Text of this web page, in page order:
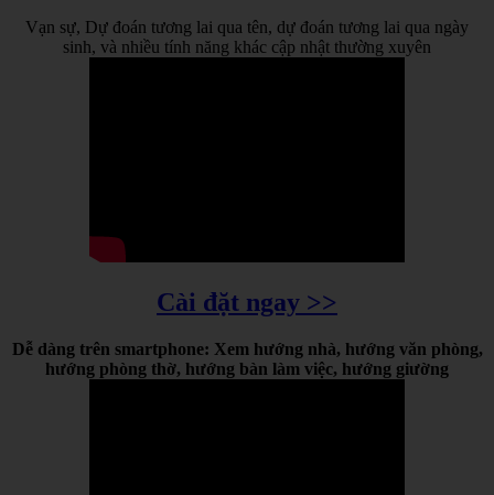
Vạn sự, Dự đoán tương lai qua tên, dự đoán tương lai qua ngày
sinh, và nhiều tính năng khác cập nhật thường xuyên
Cài đặt ngay >>
Dễ dàng trên smartphone: Xem hướng nhà, hướng văn phòng,
hướng phòng thờ, hướng bàn làm việc, hướng giường